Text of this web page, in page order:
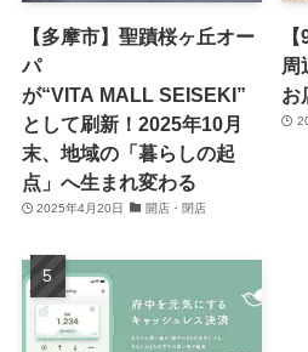
【多摩市】聖蹟桜ヶ丘オー
パ
が“VITA MALL SEISEKI”
として刷新！2025年10月
末、地域の「暮らしの起
点」へ生まれ変わる
2025年4月20日 開店・閉店
周
お